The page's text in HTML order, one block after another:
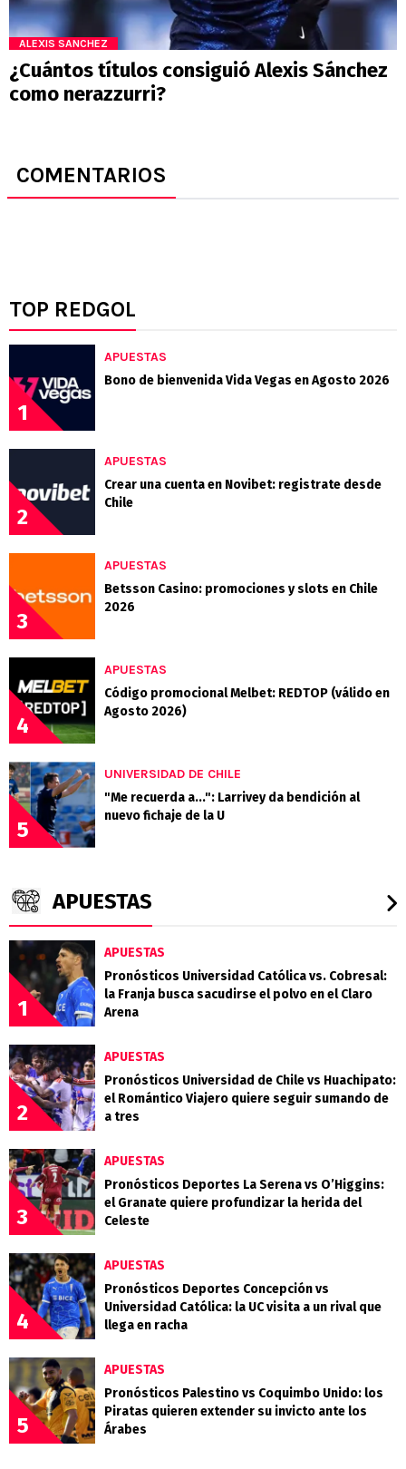
ALEXIS SANCHEZ
¿Cuántos títulos consiguió Alexis Sánchez
como nerazzurri?
COMENTARIOS
TOP REDGOL
1
APUESTAS
Bono de bienvenida Vida Vegas en Agosto 2026
2
APUESTAS
Crear una cuenta en Novibet: registrate desde
Chile
3
APUESTAS
Betsson Casino: promociones y slots en Chile
2026
4
APUESTAS
Código promocional Melbet: REDTOP (válido en
Agosto 2026)
5
UNIVERSIDAD DE CHILE
"Me recuerda a...": Larrivey da bendición al
nuevo fichaje de la U
APUESTAS
1
APUESTAS
Pronósticos Universidad Católica vs. Cobresal:
la Franja busca sacudirse el polvo en el Claro
Arena
2
APUESTAS
Pronósticos Universidad de Chile vs Huachipato:
el Romántico Viajero quiere seguir sumando de
a tres
3
APUESTAS
Pronósticos Deportes La Serena vs O’Higgins:
el Granate quiere profundizar la herida del
Celeste
4
APUESTAS
Pronósticos Deportes Concepción vs
Universidad Católica: la UC visita a un rival que
llega en racha
5
APUESTAS
Pronósticos Palestino vs Coquimbo Unido: los
Piratas quieren extender su invicto ante los
Árabes